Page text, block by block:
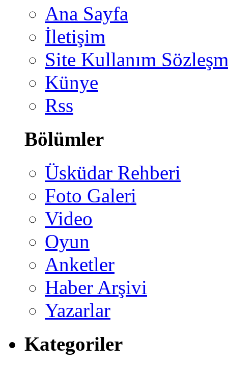
Ana Sayfa
İletişim
Site Kullanım
Künye
Rss
Bölümler
Üsküdar Rehberi
Foto Galeri
Video
Oyun
Anketler
Haber Arşivi
Yazarlar
Kategoriler